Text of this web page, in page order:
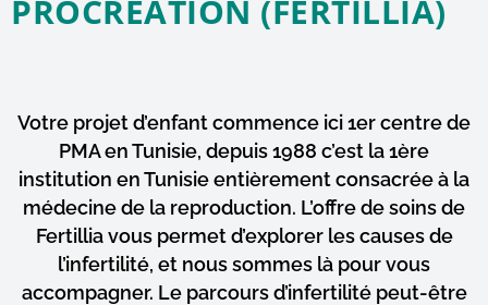
PROCRÉATION (FERTILLIA)
Votre projet d’enfant commence ici 1er centre de
PMA en Tunisie, depuis 1988 c’est la 1ère
institution en Tunisie entièrement consacrée à la
médecine de la reproduction. L’offre de soins de
Fertillia vous permet d’explorer les causes de
l’infertilité, et nous sommes là pour vous
accompagner. Le parcours d’infertilité peut-être